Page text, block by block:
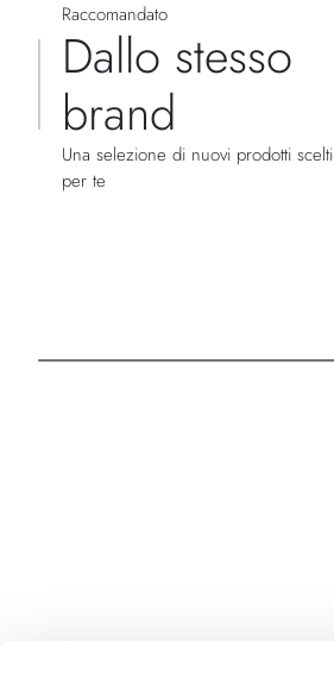
Raccomandato
Dallo stesso
brand
Una selezione di nuovi prodotti scelti
per te